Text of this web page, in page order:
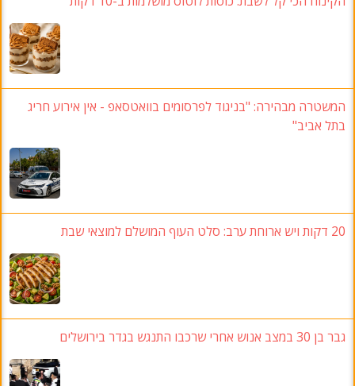
המשטרה מבהירה: "בניגוד לפרסומים בוואטסאפ - אין אירוע חריג
בתל אביב"
20 דקות ויש ארוחת ערב: סלט העוף המושלם למוצאי שבת
גבר בן 30 במצב אנוש אחרי שרכבו התנגש בגדר בירושלים